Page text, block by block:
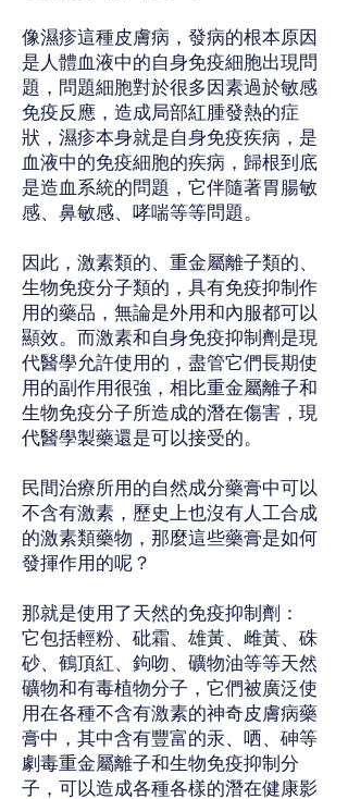
像濕疹這種皮膚病，發病的根本原因
是人體血液中的自身免疫細胞出現問
題，問題細胞對於很多因素過於敏感
免疫反應，造成局部紅腫發熱的症
狀，濕疹本身就是自身免疫疾病，是
血液中的免疫細胞的疾病，歸根到底
是造血系統的問題，它伴隨著胃腸敏
感、鼻敏感、哮喘等等問題。
因此，激素類的、重金屬離子類的、
生物免疫分子類的，具有免疫抑制作
用的藥品，無論是外用和內服都可以
顯效。而激素和自身免疫抑制劑是現
代醫學允許使用的，盡管它們長期使
用的副作用很強，相比重金屬離子和
生物免疫分子所造成的潛在傷害，現
代醫學製藥還是可以接受的。
民間治療所用的自然成分藥膏中可以
不含有激素，歷史上也沒有人工合成
的激素類藥物，那麼這些藥膏是如何
發揮作用的呢？
那就是使用了天然的免疫抑制劑：
它包括輕粉、砒霜、雄黃、雌黃、硃
砂、鶴頂紅、鉤吻、礦物油等等天然
礦物和有毒植物分子，它們被廣泛使
用在各種不含有激素的神奇皮膚病藥
膏中，其中含有豐富的汞、哂、砷等
劇毒重金屬離子和生物免疫抑制分
子，可以造成各種各樣的潛在健康影